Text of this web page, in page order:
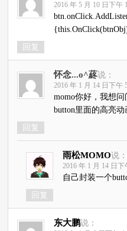
2016 年 5 月 10 日下午
回复
怀念...o^蔠说：
2016 年 1 月 14 日下午
momo你好，我想
button里面的高亮动
回复
雨松MOMO说：
2016 年 1 月 14 日下
自己封装一个
回复
东大鹏说：